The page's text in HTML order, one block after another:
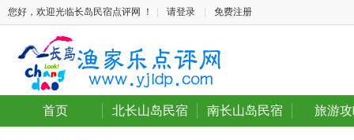
您好，欢迎光临长岛民宿点评网 ！ 请登录 免费注册
首页 北长山岛民宿 南长山岛民宿 旅游